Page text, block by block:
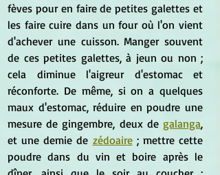
fèves pour en faire de petites galettes et
les faire cuire dans un four où l'on vient
d'achever une cuisson. Manger souvent
de ces petites galettes, à jeun ou non ;
cela diminue l'aigreur d'estomac et
réconforte. De même, si on a quelques
maux d'estomac, réduire en poudre une
mesure de gingembre, deux de galanga,
et une demie de zédoaire ; mettre cette
poudre dans du vin et boire après le